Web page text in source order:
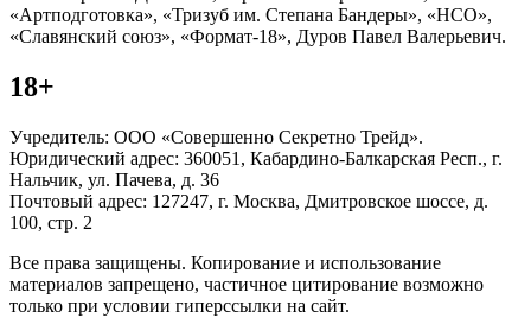
«Артподготовка», «Тризуб им. Степана Бандеры», «НСО»,
«Славянский союз», «Формат-18», Дуров Павел Валерьевич.
18+
Учредитель: ООО «Совершенно Секретно Трейд».
Юридический адрес: 360051, Кабардино-Балкарская Респ., г.
Нальчик, ул. Пачева, д. 36
Почтовый адрес: 127247, г. Москва, Дмитровское шоссе, д.
100, стр. 2
Все права защищены. Копирование и использование
материалов запрещено, частичное цитирование возможно
только при условии гиперссылки на сайт.